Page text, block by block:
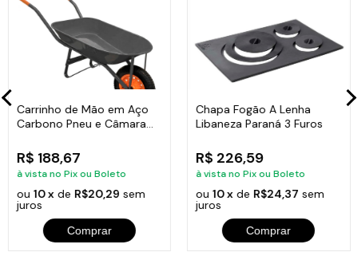
material Alça: Ferro Fundido
Diâmetro: 30 cm
Altura: 1,5 cm
Peso: 2,71 kg
Código: 6600
Carrinho de Mão em Aço
Carbono Pneu e Câmara
R$ 188,67
à vista no Pix ou Boleto
ou 10 xde R$20,29 sem
juros
Comprar
Chapa Fogão A Lenha
Libaneza Paraná 3 Furos
R$ 226,59
à vista no Pix ou Boleto
ou 10 xde R$24,37 sem
juros
Comprar